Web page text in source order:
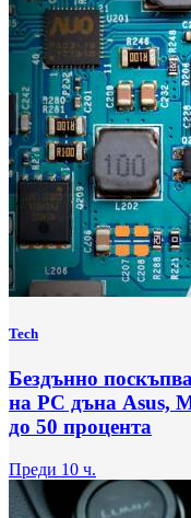
Tech
Бездънно
на РС дъна Asus,
до 50 процента
Преди 10 ч.